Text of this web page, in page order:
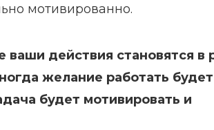
мотивированно.
ваши действия становятся в
желание работать будет
будет мотивировать и